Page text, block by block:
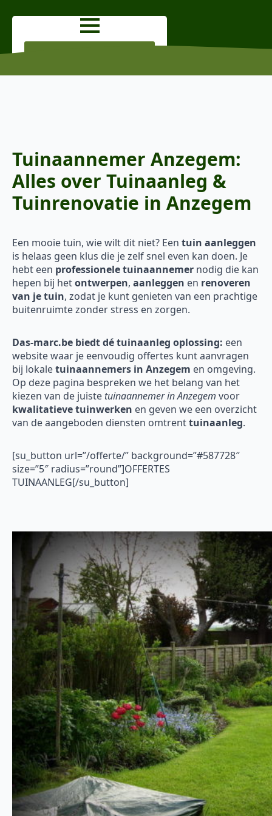
Tuinaannemer Anzegem:
Alles over Tuinaanleg &
Tuinrenovatie in Anzegem
Een mooie tuin, wie wilt dit niet? Een tuin aanleggen
is helaas geen klus die je zelf snel even kan doen. Je
hebt een professionele tuinaannemer nodig die kan
hepen bij hetontwerpen, aanleggen en renoveren
van je tuin, zodat je kunt genieten van een prachtige
buitenruimte zonder stress en zorgen.
Das-marc.be biedt dé tuinaanleg oplossing: een
website waar je eenvoudig offertes kunt aanvragen
bij lokaletuinaannemers in Anzegem en omgeving.
Op deze pagina bespreken we het belang van het
kiezen van de juiste tuinaannemer in Anzegem voor
kwalitatieve tuinwerken en geven we een overzicht
van de aangeboden diensten omtrenttuinaanleg.
[su_button url=”/offerte/” background=”#587728″
size=”5″ radius=”round”]OFFERTES
TUINAANLEG[/su_button]